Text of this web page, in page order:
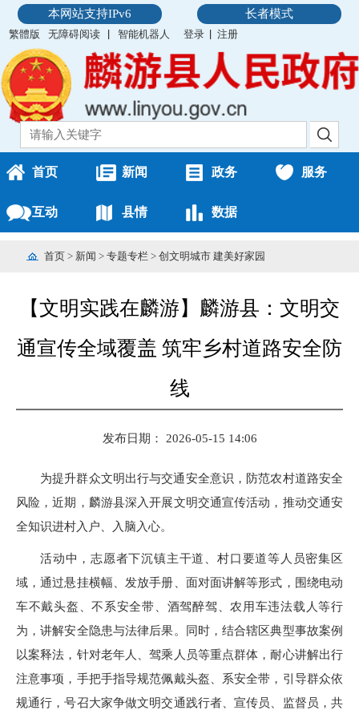
本网站支持IPv6 长者模式
繁體版 无障碍阅读 智能机器人 登录 注册
首页 新闻 政务 服务
互动 县情 数据
首页 > 新闻 > 专题专栏 > 创文明城市 建美好家园
【文明实践在麟游】麟游县：文明交
通宣传全域覆盖 筑牢乡村道路安全防
线
发布日期： 2026-05-15 14:06
为提升群众文明出行与交通安全意识，防范农村道路安全
风险，近期，麟游县深入开展文明交通宣传活动，推动交通安
全知识进村入户、入脑入心。
活动中，志愿者下沉镇主干道、村口要道等人员密集区
域，通过悬挂横幅、发放手册、面对面讲解等形式，围绕电动
车不戴头盔、不系安全带、酒驾醉驾、农用车违法载人等行
为，讲解安全隐患与法律后果。同时，结合辖区典型事故案例
以案释法，针对老年人、驾乘人员等重点群体，耐心讲解出行
注意事项，手把手指导规范佩戴头盔、系安全带，引导群众依
规通行，号召大家争做文明交通践行者、宣传员、监督员，共